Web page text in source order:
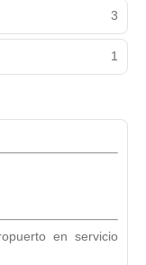
3
1
en servicio